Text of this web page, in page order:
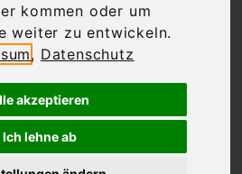
kommen oder um
weiter zu entwickeln.
, Datenschutz
akzeptieren
Ich lehne ab